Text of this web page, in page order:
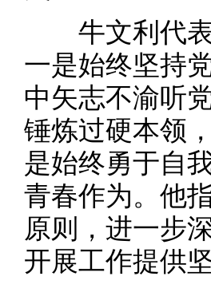
牛文利代表
一是始终坚持
中矢志不渝听
锤炼过硬本领
是始终勇于自
青春作为。他
原则，进一步
开展工作提供